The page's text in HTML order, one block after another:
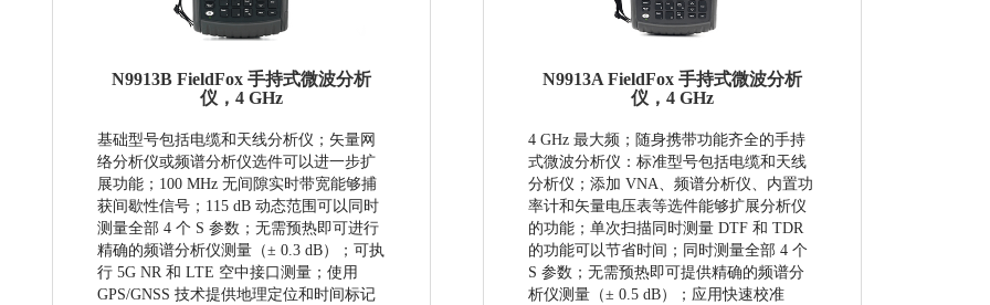
N9913B FieldFox 手持式微波分析
仪，4 GHz
基础型号包括电缆和天线分析仪；矢量网
络分析仪或频谱分析仪选件可以进一步扩
展功能；100 MHz 无间隙实时带宽能够捕
获间歇性信号；115 dB 动态范围可以同时
测量全部 4 个 S 参数；无需预热即可进行
精确的频谱分析仪测量（± 0.3 dB）；可执
行 5G NR 和 LTE 空中接口测量；使用
GPS/GNSS 技术提供地理定位和时间标记
N9913A FieldFox 手持式微波分析
仪，4 GHz
4 GHz 最大频；随身携带功能齐全的手持
式微波分析仪：标准型号包括电缆和天线
分析仪；添加 VNA、频谱分析仪、内置功
率计和矢量电压表等选件能够扩展分析仪
的功能； 单次扫描同时测量 DTF 和 TDR
的功能可以节省时间； 同时测量全部 4 个
S 参数；无需预热即可提供精确的频谱分
析仪测量（± 0.5 dB）； 应用快速校准